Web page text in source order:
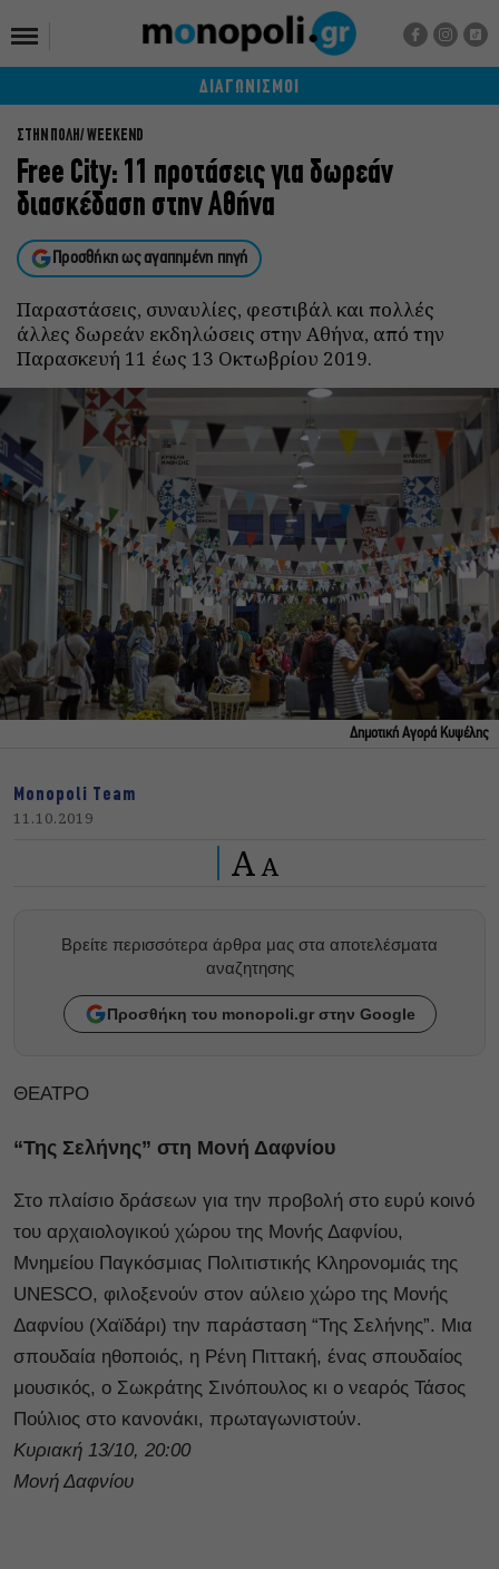
ΔΙΑΓΩΝΙΣΜΟΙ
ΣΤΗΝ ΠΟΛΗ WEEKEND
Free City: 11 προτάσεις για δωρεάν
διασκέδαση στην Αθήνα
Προσθήκη ως αγαπημένη πηγή
Παραστάσεις, συναυλίες, φεστιβάλ και πολλές
άλλες δωρεάν εκδηλώσεις στην Αθήνα, από την
Παρασκευή 11 έως 13 Οκτωβρίου 2019.
Δημοτική Αγορά Κυψέλης
Monopoli Team
11.10.2019
A A
Βρείτε περισσότερα άρθρα μας στα αποτελέσματα
αναζητησης
Προσθήκη του monopoli.gr στην Google
ΘΕΑΤΡΟ
“Της Σελήνης” στη Μονή Δαφνίου
Στο πλαίσιο δράσεων για την προβολή στο ευρύ κοινό
του αρχαιολογικού χώρου της Μονής Δαφνίου,
Μνημείου Παγκόσμιας Πολιτιστικής Κληρονομιάς της
UNESCO, φιλοξενούν στον αύλειο χώρο της Μονής
Δαφνίου (Χαϊδάρι) την παράσταση “Της Σελήνης”. Μια
σπουδαία ηθοποιός, η Ρένη Πιττακή, ένας σπουδαίος
μουσικός, ο Σωκράτης Σινόπουλος κι ο νεαρός Τάσος
Πούλιος στο κανονάκι, πρωταγωνιστούν.
Κυριακή 13/10, 20:00
Μονή Δαφνίου